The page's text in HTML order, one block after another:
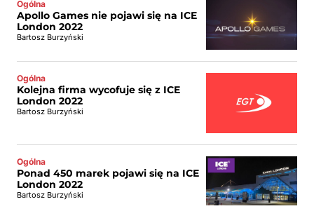
Ogólna
Apollo Games nie pojawi się na ICE
London 2022
Bartosz Burzyński
Ogólna
Kolejna firma wycofuje się z ICE
London 2022
Bartosz Burzyński
Ogólna
Ponad 450 marek pojawi się na ICE
London 2022
Bartosz Burzyński